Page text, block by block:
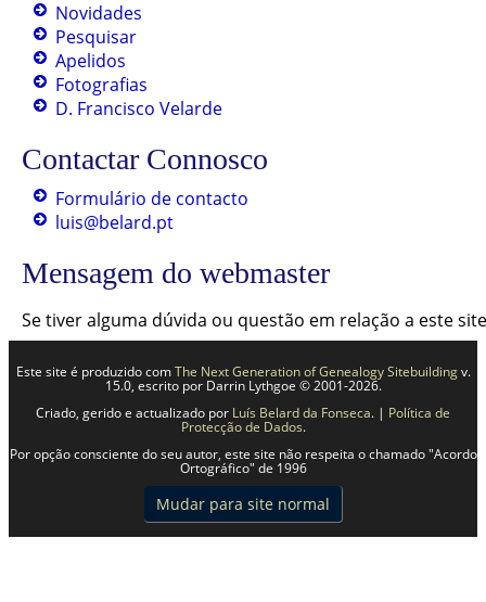
Novidades
Pesquisar
Apelidos
Fotografias
D. Francisco Velarde
Contactar Connosco
Formulário de contacto
luis@belard.pt
Mensagem do webmaster
Se tiver alguma dúvida ou questão em relação a este
Este site é produzido comThe Next Generation of Genealogy Sitebuildingv.
15.0, escrito por Darrin Lythgoe © 2001-2026.
Criado, gerido e actualizado por Luís Belard da Fonseca. | Política de
Protecção de Dados.
Por opção consciente do seu autor, este site não respeita o chamado "Acordo
Ortográfico" de 1996
Mudar para site normal